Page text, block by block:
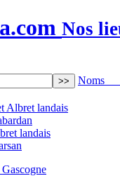
Nos
Noms
Albret landais
landais